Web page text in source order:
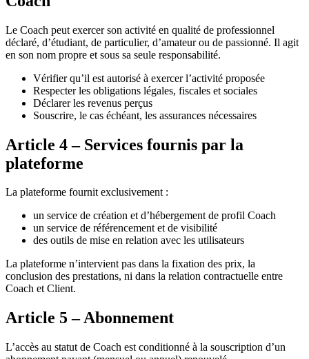
Le Coach peut exercer son activité en qualité de professionnel
déclaré, d’étudiant, de particulier, d’amateur ou de passionné. Il agit
en son nom propre et sous sa seule responsabilité.
Vérifier qu’il est autorisé à exercer l’activité proposée
Respecter les obligations légales, fiscales et sociales
Déclarer les revenus perçus
Souscrire, le cas échéant, les assurances nécessaires
Article 4 – Services fournis par la
plateforme
La plateforme fournit exclusivement :
un service de création et d’hébergement de profil Coach
un service de référencement et de visibilité
des outils de mise en relation avec les utilisateurs
La plateforme n’intervient pas dans la fixation des prix, la
conclusion des prestations, ni dans la relation contractuelle entre
Coach et Client.
Article 5 – Abonnement
L’accès au statut de Coach est conditionné à la souscription d’un